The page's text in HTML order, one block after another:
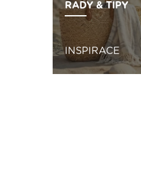
RADY & TIPY
INSPIRACE